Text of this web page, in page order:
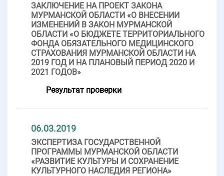
ЗАКЛЮЧЕНИЕ НА ПРОЕКТ ЗАКОНА
МУРМАНСКОЙ ОБЛАСТИ «О ВНЕСЕНИИ
ИЗМЕНЕНИЙ В ЗАКОН МУРМАНСКОЙ
ОБЛАСТИ «О БЮДЖЕТЕ ТЕРРИТОРИАЛЬНОГО
ФОНДА ОБЯЗАТЕЛЬНОГО МЕДИЦИНСКОГО
СТРАХОВАНИЯ МУРМАНСКОЙ ОБЛАСТИ НА
2019 ГОД И НА ПЛАНОВЫЙ ПЕРИОД 2020 И
2021 ГОДОВ»
Результат проверки
06.03.2019
ЭКСПЕРТИЗА ГОСУДАРСТВЕННОЙ
ПРОГРАММЫ МУРМАНСКОЙ ОБЛАСТИ
«РАЗВИТИЕ КУЛЬТУРЫ И СОХРАНЕНИЕ
КУЛЬТУРНОГО НАСЛЕДИЯ РЕГИОНА»